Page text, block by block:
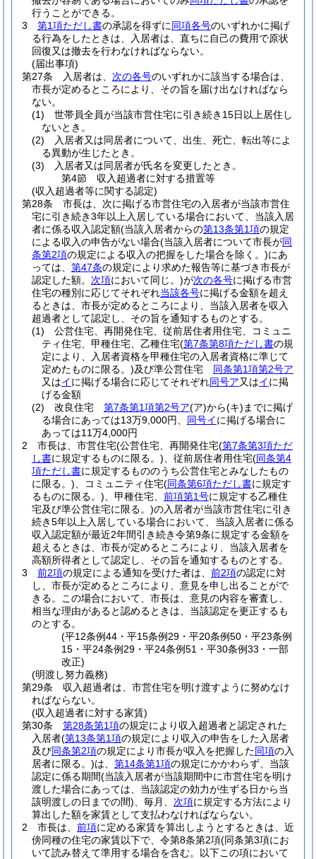
行うことができる。
3
第1項ただし書の承認を得ずに同項各号のいずれかに掲げ
る行為をしたときは、入居者は、直ちに自己の費用で原状
回復又は撤去を行わなければならない。
(届出事項)
第27条
入居者は、 次の各号のいずれかに該当する場合は、
市長が定めるところにより、その旨を届け出なければなら
ない。
(1)
世帯員全員が当該市営住宅に引き続き15日以上居住し
ないとき。
(2)
入居者又は同居者について、出生、死亡、転出等によ
る異動が生じたとき。
(3)
入居者又は同居者が氏名を変更したとき。
第4節
収入超過者に対する措置等
(収入超過者等に関する認定)
第28条
市長は、次に掲げる市営住宅の入居者が当該市営住
宅に引き続き3年以上入居している場合において、当該入居
者に係る収入認定額(当該入居者からの第13条第1項の規定
による収入の申告がない場合(当該入居者について市長が同
条第2項の規定による収入の把握をした場合を除く。)にあ
っては、 第47条の規定により求めた報告等に基づき市長が
認定した額。 次項において同じ。)が次の各号に掲げる市営
住宅の種別に応じてそれぞれ当該各号に掲げる金額を超え
るときは、市長が定めるところにより、当該入居者を収入
超過者として認定し、その旨を通知するものとする。
(1)
公営住宅、再開発住宅、従前居住者用住宅、コミュニ
ティ住宅、甲種住宅、乙種住宅(第7条第8項ただし書の規
定により、入居者資格を甲種住宅の入居者資格に準じて
定めたものに限る。)及び準公営住宅 同条第1項第2号ア
又はイに掲げる場合に応じてそれぞれ同号ア又はイに掲
げる金額
(2)
改良住宅 第7条第1項第2号ア(ア)から(キ) までに掲げ
る場合にあっては13万9,000円、 同号イに掲げる場合に
あっては11万4,000円
2
市長は、市営住宅(公営住宅、再開発住宅(第7条第3項ただ
し書に規定するものに限る。) 、従前居住者用住宅(同条第4
項ただし書に規定するもののうち公営住宅とみなしたもの
に限る。) 、コミュニティ住宅(同条第6項ただし書に規定す
るものに限る。) 、甲種住宅、 前項第1号に規定する乙種住
宅及び準公営住宅に限る。)の入居者が当該市営住宅に引き
続き5年以上入居している場合において、当該入居者に係る
収入認定額が最近2年間引き続き令第9条に規定する金額を
超えるときは、市長が定めるところにより、当該入居者を
高額所得者として認定し、その旨を通知するものとする。
3
前2項の規定による通知を受けた者は、 前2項の認定に対
し、市長が定めるところにより、意見を申し出ることがで
きる。
この場合において、市長は、意見の内容を審査し、
相当な理由があると認めるときは、当該認定を更正するも
のとする。
(平12条例44・平15条例29・平20条例50・平23条例
15・平24条例29・平24条例51・平30条例33・一部
改正)
(明渡し努力義務)
第29条
収入超過者は、市営住宅を明け渡すように努めなけ
ればならない。
(収入超過者に対する家賃)
第30条
第28条第1項の規定により収入超過者と認定された
入居者(第13条第1項の規定により収入の申告をした入居者
及び同条第2項の規定により市長が収入を把握した同項の入
居者に限る。)は、 第14条第1項の規定にかかわらず、当該
認定に係る期間(当該入居者が当該期間中に市営住宅を明け
渡した場合にあっては、当該認定の効力が生ずる日から当
該明渡しの日までの間) 、毎月、 次項に規定する方法により
算出した額を家賃として支払わなければならない。
2
市長は、 前項に定める家賃を算出しようとするときは、近
傍同種の住宅の家賃以下で、令第8条第2項(同条第3項にお
いて読み替えて準用する場合を含む。以下この項において